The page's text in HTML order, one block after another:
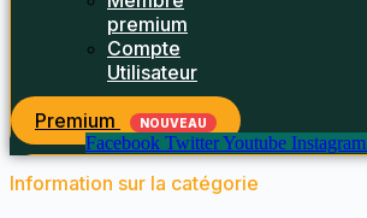
premium
Compte
Utilisateur
Premium
NOUVEAU
Facebook TwitterYoutube Instagram
Information sur la catégorie